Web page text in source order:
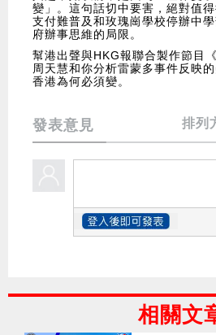
變」。這句話切中要害，絕對值
支付難普及和玫瑰崗學校停辦中
府辦事思維的局限。
幫港出聲與HKG報聯合製作節目
周天慧和你分析雷蒙多事件反映
香港為何必須變。
發表意見 排列
相關文